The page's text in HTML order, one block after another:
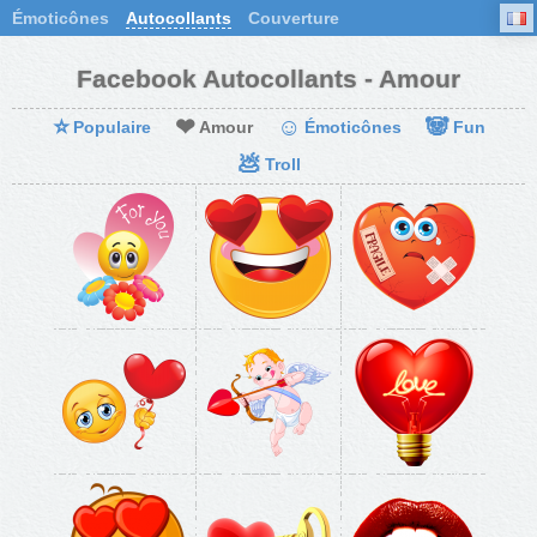
Émoticônes Autocollants Couverture
Facebook Autocollants - Amour
⭐ Populaire ❤ Amour ☺ Émoticônes 🐼 Fun
💩 Troll